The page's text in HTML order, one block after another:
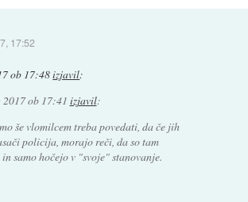
17:52
ob 17:48izjavil:
2017 ob 17:41 izjavil:
še vlomilcem treba povedati, da če jih
policija, morajo reči, da so tam
samo hočejo v "svoje" stanovanje.